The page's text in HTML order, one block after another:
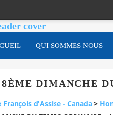
QUI SOMMES NOUS
DIMANCHE
d'Assise - Canada >